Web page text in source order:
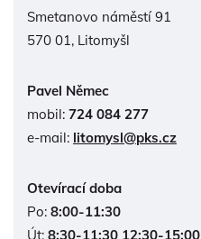
Smetanovo náměstí 91
570 01, Litomyšl
Pavel Němec
mobil: 724 084 277
e-mail: litomysl@pks.cz
Otevírací doba
Po: 8:00-11:30
Út: 8:30-11:30 12:30-15:00